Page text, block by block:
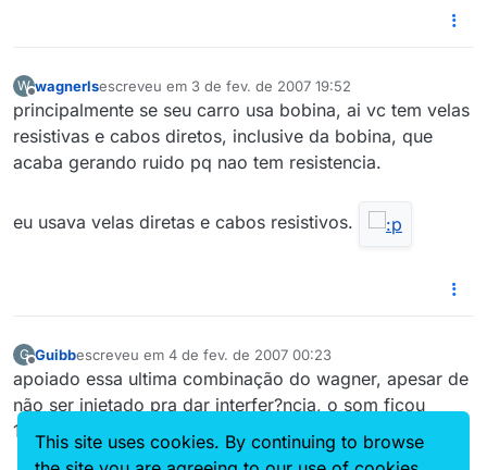
W
Offline
wagnerlsescreveu em 3 de fev. de 2007 19:52
última edição por
principalmente se seu carro usa bobina, ai vc tem velas
resistivas e cabos diretos, inclusive da bobina, que
acaba gerando ruido pq nao tem resistencia.
eu usava velas diretas e cabos resistivos.
G
Offline
Guibbescreveu em 4 de fev. de 2007 00:23
última edição por
apoiado essa ultima combinação do wagner, apesar de
não ser injetado pra dar interfer?ncia, o som ficou
100%… nadinha de ruido..
This site uses cookies. By continuing to browse